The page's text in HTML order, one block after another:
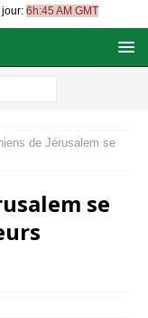
6h:45 AM GMT
de Jérusalem se
se